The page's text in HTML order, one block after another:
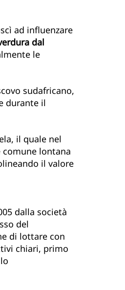
ad influenzare
dal
le
sudafricano,
durante il
il quale nel
lontana
il valore
dalla società
del
di lottare con
chiari, primo